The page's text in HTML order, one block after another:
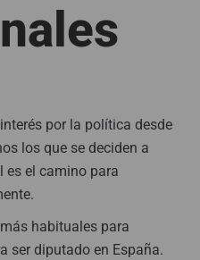
por la política desde
los que se deciden a
es el camino para
habituales para
ser diputado en España.